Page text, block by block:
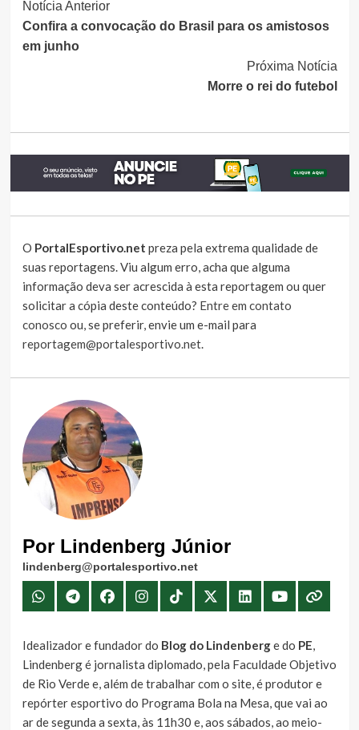
Continue
Lendo
Notícia Anterior
Confira a convocação do Brasil para os amistosos
em junho
Próxima Notícia
Morre o rei do futebol
O PortalEsportivo.net preza pela extrema qualidade de
suas reportagens. Viu algum erro, acha que alguma
informação deva ser acrescida à esta reportagem ou quer
solicitar a cópia deste conteúdo? Entre em contato
conosco ou, se preferir, envie um e-mail para
reportagem@portalesportivo.net.
Por Lindenberg Júnior
lindenberg@portalesportivo.net
Idealizador e fundador do Blog do Lindenberge do PE,
Lindenberg é jornalista diplomado, pela Faculdade Objetivo
de Rio Verde e, além de trabalhar com o site, é produtor e
repórter esportivo do Programa Bola na Mesa, que vai ao
ar de segunda a sexta, às 11h30 e, aos sábados, ao meio-